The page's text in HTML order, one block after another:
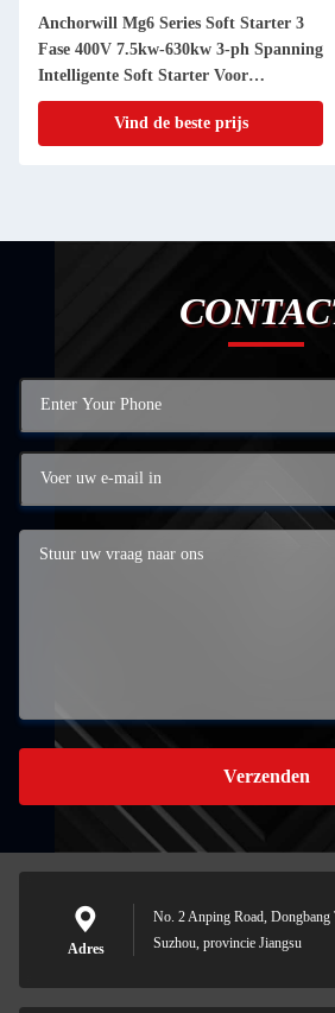
Anchorwill Mg6 Series Soft Starter 3
Fase 400V 7.5kw-630kw 3-ph Spanning
Intelligente Soft Starter Voor
Airconditioner
Vind de beste prijs
Verzenden
Adres
No. 2 Anping Road, Dongbang
Suzhou, provincie Jiangsu